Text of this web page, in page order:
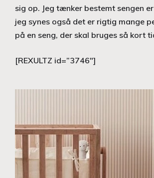
sig op. Jeg tænker bestemt sengen
jeg synes også det er rigtig mange
på en seng, der skal bruges så kort
[REXULTZ id=”3746″]